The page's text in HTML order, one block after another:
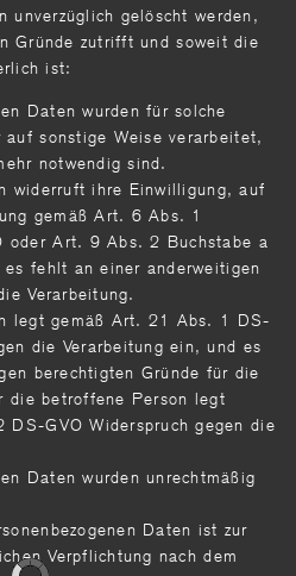
unverzüglich gelöscht werden,
Gründe zutrifft und soweit die
ist:
Daten wurden für solche
auf sonstige Weise verarbeitet,
notwendig sind.
widerruft ihre Einwilligung, auf
gemäß Art. 6 Abs. 1
oder Art. 9 Abs. 2 Buchstabe a
fehlt an einer anderweitigen
Verarbeitung.
legt gemäß Art. 21 Abs. 1 DS-
die Verarbeitung ein, und es
berechtigten Gründe für die
die betroffene Person legt
GVO Widerspruch gegen die
Daten wurden unrechtmäßig
Daten ist zur
Verpflichtung nach dem